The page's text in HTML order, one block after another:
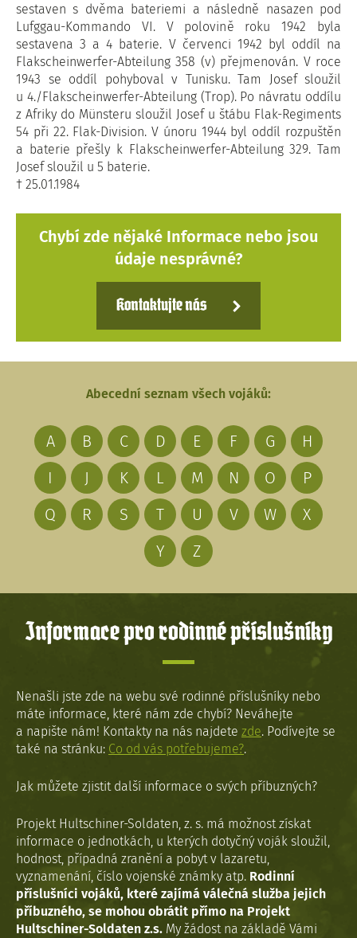
sestaven s dvěma bateriemi a následně nasazen pod
Lufggau-Kommando VI. V polovině roku 1942 byla
sestavena 3 a 4 baterie. V červenci 1942 byl oddíl na
Flakscheinwerfer-Abteilung 358 (v) přejmenován. V roce
1943 se oddíl pohyboval v Tunisku. Tam Josef sloužil
u 4./Flakscheinwerfer-Abteilung (Trop). Po návratu oddílu
z Afriky do Münsteru sloužil Josef u štábu Flak-Regiments
54 při 22. Flak-Division. V únoru 1944 byl oddíl rozpuštěn
a baterie přešly k Flakscheinwerfer-Abteilung 329. Tam
Josef sloužil u 5 baterie.
† 25.01.1984
Chybí zde nějaké Informace nebo jsou
údaje nesprávné?
Kontaktujte nás
Abecední seznam všech vojáků:
A B C D E F G
H
I
J K L M N O
P
Q
R S T U V W
X
Y
Z
Informace pro rodinné příslušníky
Nenašli jste zde na webu své rodinné příslušníky nebo
máte informace, které nám zde chybí? Neváhejte
a napište nám! Kontakty na nás najdete zde. Podívejte se
také na stránku: Co od vás potřebujeme?.
Jak můžete zjistit další informace o svých příbuzných?
Projekt Hultschiner-Soldaten, z. s. má možnost získat
informace o jednotkách, u kterých dotyčný voják sloužil,
hodnost, případná zranění a pobyt v lazaretu,
vyznamenání, číslo vojenské známky atp. Rodinní
příslušníci vojáků, které zajímá válečná služba jejich
příbuzného, se mohou obrátit přímo na Projekt
Hultschiner-Soldaten z.s. My žádost na základě Vámi